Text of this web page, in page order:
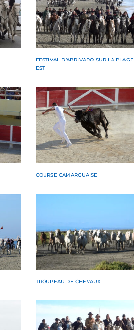
FESTIVAL D’ABRIVADO SUR LA PLAGE
EST
COURSE CAMARGUAISE
TROUPEAU DE CHEVAUX